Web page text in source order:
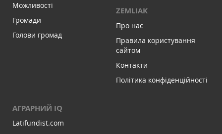
Можливості
Громади
Голови громад
ZEMLIAK
Про нас
Правила користування
сайтом
Контакти
Політика конфіденційності
АГРАРНИЙ IQ
Latifundist.com